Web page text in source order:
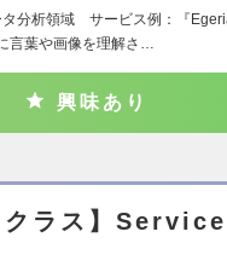
タ分析領域 サービス例：『
言葉や画像を理解さ…
興味あり
クラス】